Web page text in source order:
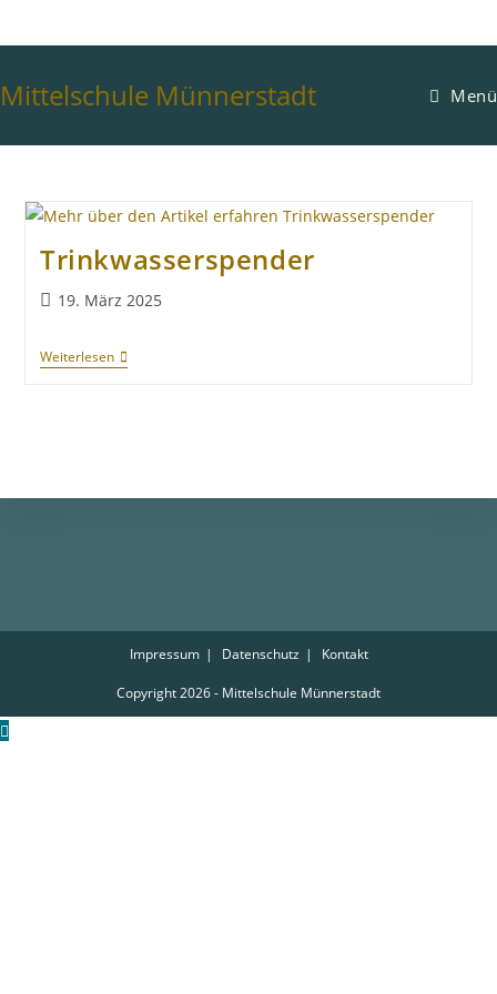
Mittelschule Münnerstadt Menü
Trinkwasserspender
19. März 2025
Weiterlesen
Impressum Datenschutz Kontakt
Copyright 2026 - Mittelschule Münnerstadt